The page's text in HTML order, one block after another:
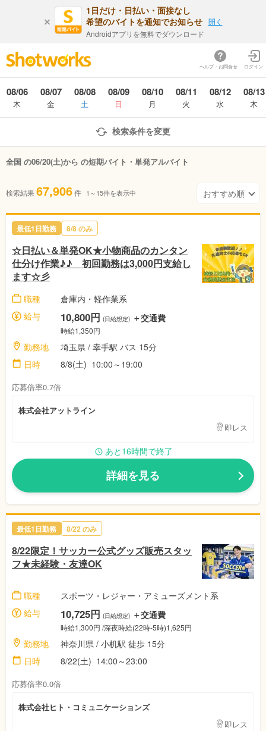
1日だけ・日払い・面接なし
希望のバイトを通知でお知らせ
Androidアプリを無料でダウンロード
開く
ヘルプ・お問合せ ログイン
08/06
木
08/07
金
08/08
土
08/09
日
08/10
月
08/11
火
08/12
水
08/13
木
検索条件を変更
全国 の06/20(土)から の短期バイト・単発アルバイト
検索結果67,906件 1～15件を表示中
最低1日勤務 8/8 のみ
☆日払い＆単発OK★小物商品のカンタン
仕分け作業♪♪ 初回勤務は3,000円支給し
ます☆彡
職種
倉庫内・軽作業系
給与
10,800円 (日給想定) ＋交通費
時給1,350円
勤務地
埼玉県 / 幸手駅 バス 15分
日時
8/8(土) 10:00～19:00
応募倍率0.7倍
株式会社アットライン
即レス
あと16時間で終了
詳細を見る
最低1日勤務 8/22 のみ
8/22限定！サッカー公式グッズ販売スタッ
フ★未経験・友達OK
職種
スポーツ・レジャー・アミューズメント系
給与
10,725円 (日給想定) ＋交通費
時給1,300円 /深夜時給(22時-5時)1,625円
勤務地
神奈川県 / 小机駅 徒歩 15分
日時
8/22(土) 14:00～23:00
応募倍率0.0倍
株式会社ヒト・コミュニケーションズ
即レス